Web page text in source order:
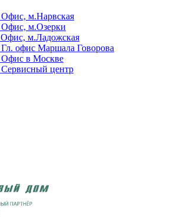
Офис, м.Нарвская
Офис, м.Озерки
Офис, м.Ладожская
Гл. офис Маршала Говорова
Офис в Москве
Сервисный центр